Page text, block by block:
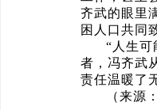
齐武的眼里
困人口共同
“人生
者，冯齐武
责任温暖了
（来源